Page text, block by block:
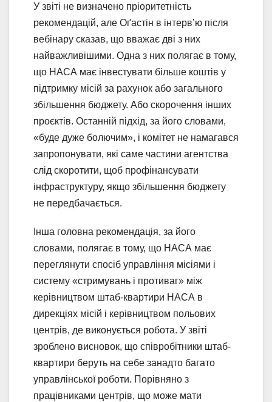
У звіті не визначено пріоритетність
рекомендацій, але Оґастін в інтерв’ю після
вебінару сказав, що вважає дві з них
найважливішими. Одна з них полягає в тому,
що НАСА має інвестувати більше коштів у
підтримку місій за рахунок або загального
збільшення бюджету. Або скорочення інших
проєктів. Останній підхід, за його словами,
«буде дуже болючим», і комітет не намагався
запропонувати, які саме частини агентства
слід скоротити, щоб профінансувати
інфраструктуру, якщо збільшення бюджету
не передбачається.
Інша головна рекомендація, за його
словами, полягає в тому, що НАСА має
переглянути спосіб управління місіями і
систему «стримувань і противаг» між
керівництвом штаб-квартири НАСА в
дирекціях місій і керівництвом польових
центрів, де виконується робота. У звіті
зроблено висновок, що співробітники штаб-
квартири беруть на себе занадто багато
управлінської роботи. Порівняно з
працівниками центрів, що може мати